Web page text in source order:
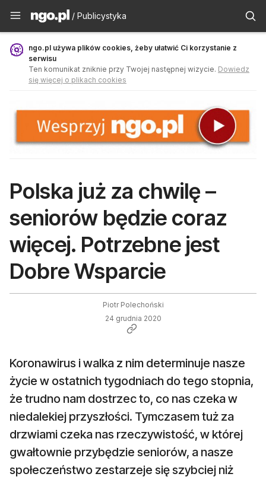
Publicystyka - ngo.pl
/ Publicystyka
ngo.pl używa plików cookies, żeby ułatwić Ci korzystanie z
serwisu
Ten komunikat zniknie przy Twojej następnej wizycie. Dowiedz
się więcej o plikach cookies
Polska już za chwilę –
seniorów będzie coraz
więcej. Potrzebne jest
Dobre Wsparcie
Piotr Polechoński
24 grudnia 2020
Koronawirus i walka z nim determinuje nasze
życie w ostatnich tygodniach do tego stopnia,
że trudno nam dostrzec to, co nas czeka w
niedalekiej przyszłości. Tymczasem tuż za
drzwiami czeka nas rzeczywistość, w której
gwałtownie przybędzie seniorów, a nasze
społeczeństwo zestarzeje się szybciej niż